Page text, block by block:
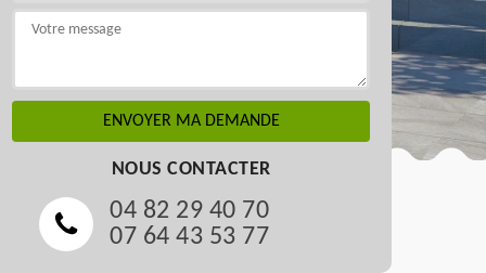
NOUS CONTACTER
04 82 29 40 70
07 64 43 53 77